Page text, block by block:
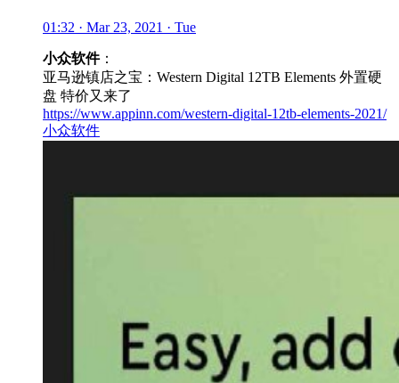
01:32 · Mar 23, 2021 · Tue
小众软件：
亚马逊镇店之宝：Western Digital 12TB Elements 外置硬
盘 特价又来了
https://www.appinn.com/western-digital-12tb-elements-2021/
小众软件